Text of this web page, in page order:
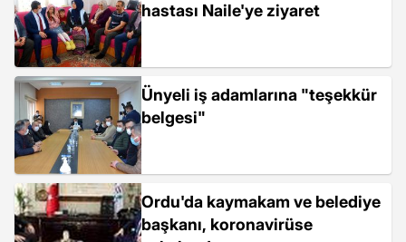
hastası Naile'ye ziyaret
Ünyeli iş adamlarına "teşekkür
belgesi"
Ordu'da kaymakam ve belediye
başkanı, koronavirüse